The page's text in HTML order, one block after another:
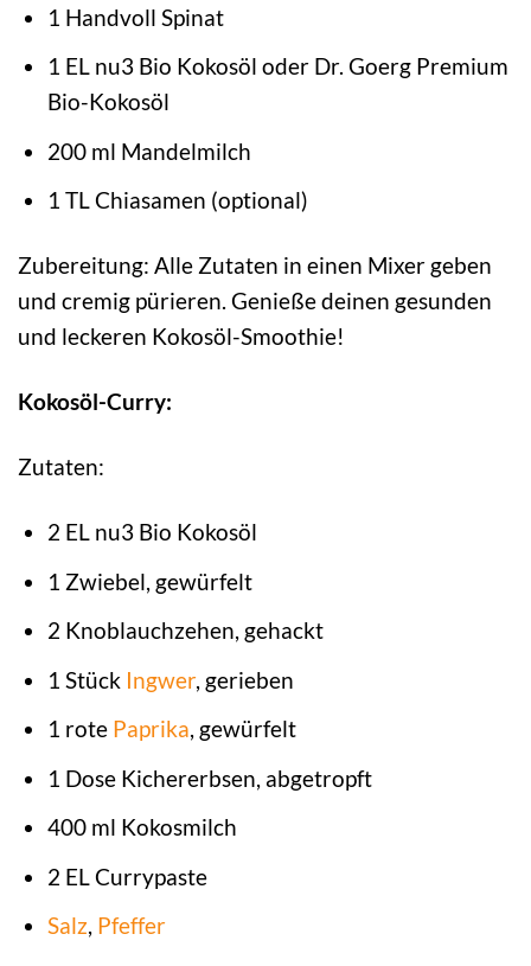
1 Handvoll Spinat
1 EL nu3 Bio Kokosöl oder Dr. Goerg Premium
Bio-Kokosöl
200 ml Mandelmilch
1 TL Chiasamen (optional)
Zubereitung: Alle Zutaten in einen Mixer geben
und cremig pürieren. Genieße deinen gesunden
und leckeren Kokosöl-Smoothie!
Kokosöl-Curry:
Zutaten:
2 EL nu3 Bio Kokosöl
1 Zwiebel, gewürfelt
2 Knoblauchzehen, gehackt
1 Stück Ingwer, gerieben
1 rote Paprika, gewürfelt
1 Dose Kichererbsen, abgetropft
400 ml Kokosmilch
2 EL Currypaste
Salz, Pfeffer